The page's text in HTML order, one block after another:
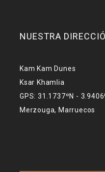
NUESTRA
Kam Kam Dunes
Ksar Khamlia
GPS: 31.1737ºN -
Merzouga, Marruecos